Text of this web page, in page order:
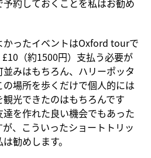
約しておくことを私はお勧め
かったイベントはOxford tourで
（約1500円）支払う必要が
みはもちろん、ハリーポッタ
場所を歩くだけで個人的には
光できたのはもちろんです
を作れた良い機会でもあった
、こういったショートトリッ
勧めします。